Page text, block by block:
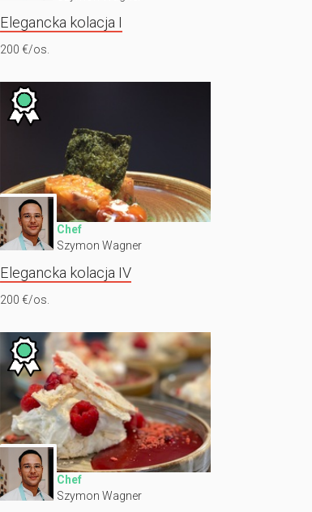
Elegancka kolacja I
200 €/os.
Chef
Szymon Wagner
Elegancka kolacja IV
200 €/os.
Chef
Szymon Wagner